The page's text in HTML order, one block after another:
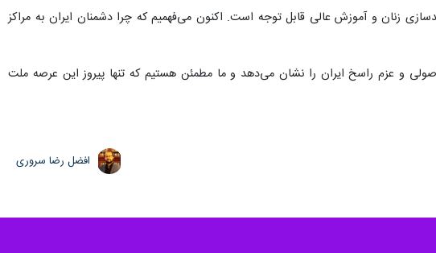
زنان و آموزش عالی قابل توجه است. اکنون می‌فهمیم که چرا دشمنان ایران به مراکز
و عزم راسخ ایران را نشان می‌دهد و ما مطمئن هستیم که تنها پیروز این عرصه ملت
افضل رضا سروری